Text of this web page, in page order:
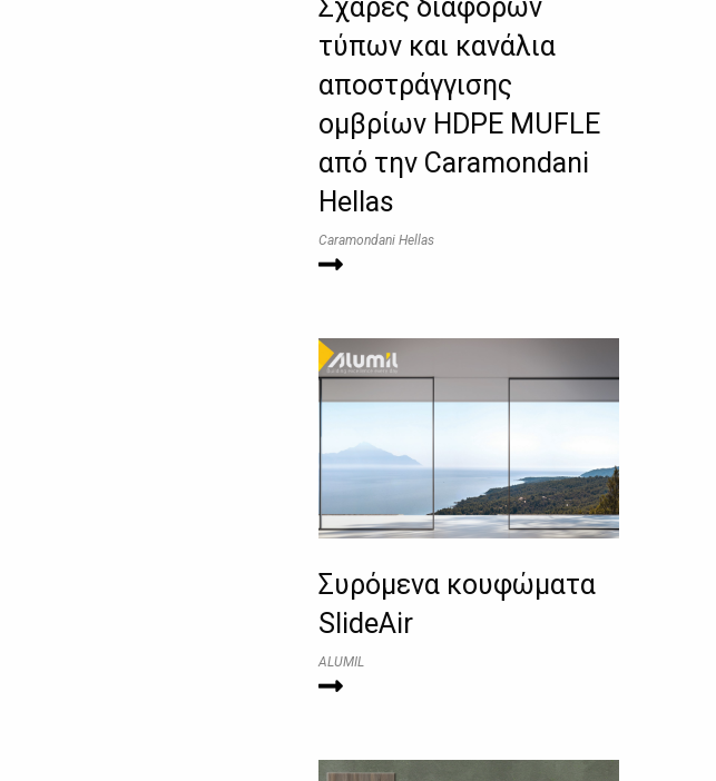
Σχάρες διαφόρων
τύπων και κανάλια
αποστράγγισης
ομβρίων HDPE MUFLE
από την Caramondani
Hellas
Caramondani Hellas
Συρόμενα κουφώματα
SlideAir
ALUMIL